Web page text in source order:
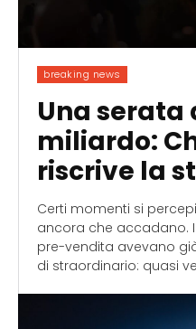
breaking news
Una serata
miliardo:
riscrive la
Certi momenti si
ancora che accadano.
pre-vendita avevano
di straordinario: quasi